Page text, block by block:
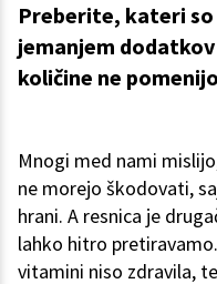
Preberite, kateri
jemanjem
količine ne
Mnogi med nami
ne morejo škodovati,
hrani. A resnica je
lahko hitro
vitamini niso zdravila,